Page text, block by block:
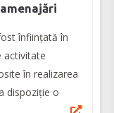
înființată în
activitate
în realizarea
dispoziție o